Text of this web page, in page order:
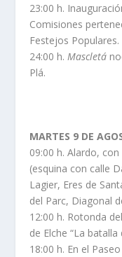
23:00 h.
Comisiones
Festejos Populares.
24:00 h. Mascletá
Plá.
MARTES 9 DE
09:00 h. Alardo,
(esquina con calle
Lagier, Eres de
del Parc, Diagonal
12:00 h. Rotonda
de Elche “La
18:00 h. En el